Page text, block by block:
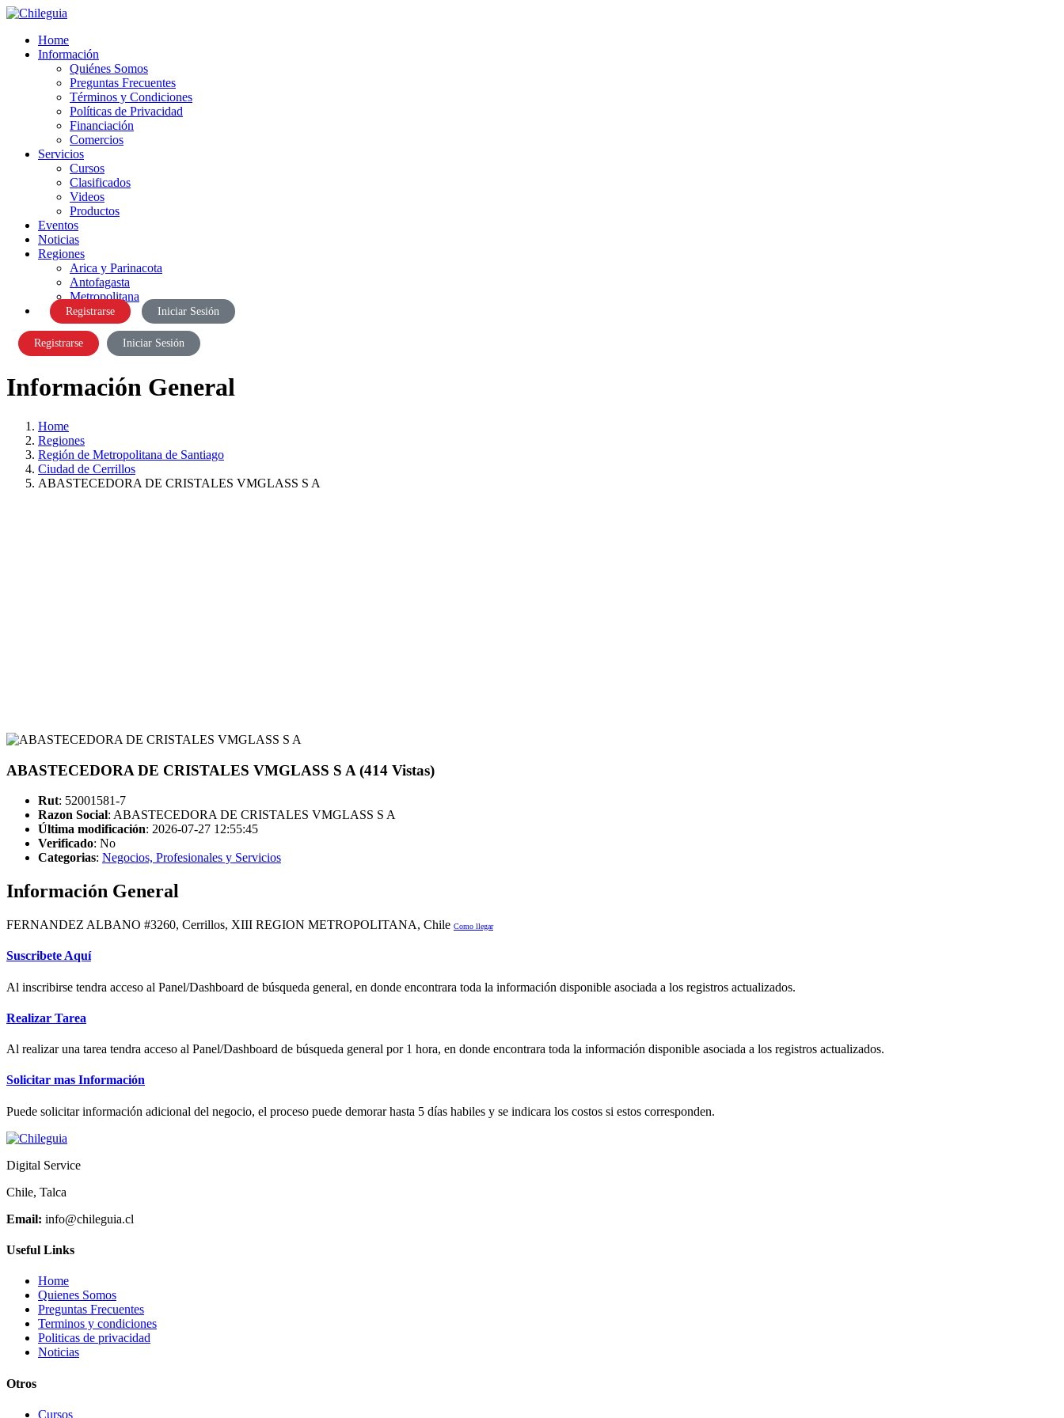
Home
Información
Quiénes Somos
Preguntas Frecuentes
Términos y Condiciones
Políticas de Privacidad
Financiación
Comercios
Servicios
Cursos
Clasificados
Videos
Productos
Eventos
Noticias
Regiones
Arica y Parinacota
Antofagasta
Metropolitana
Registrarse Iniciar Sesión
Registrarse Iniciar Sesión
Información General
Home
Regiones
Región de Metropolitana de Santiago
Ciudad de Cerrillos
ABASTECEDORA DE CRISTALES VMGLASS S A
ABASTECEDORA DE CRISTALES VMGLASS S A (414 Vistas)
Rut: 52001581-7
Razon Social: ABASTECEDORA DE CRISTALES VMGLASS S A
Última modificación: 2026-07-27 12:55:45
Verificado: No
Categorias: Negocios, Profesionales y Servicios
Información General
FERNANDEZ ALBANO #3260, Cerrillos, XIII REGION METROPOLITANA, Chile Como llegar
Suscribete Aquí
Al inscribirse tendra acceso al Panel/Dashboard de búsqueda general, en donde encontrara toda la información disponible asociada a los registros actualizados.
Realizar Tarea
Al realizar una tarea tendra acceso al Panel/Dashboard de búsqueda general por 1 hora, en donde encontrara toda la información disponible asociada a los registros actualizados.
Solicitar mas Información
Puede solicitar información adicional del negocio, el proceso puede demorar hasta 5 días habiles y se indicara los costos si estos corresponden.
Digital Service
Chile, Talca
Email: info@chileguia.cl
Useful Links
Home
Quienes Somos
Preguntas Frecuentes
Terminos y condiciones
Politicas de privacidad
Noticias
Otros
Cursos